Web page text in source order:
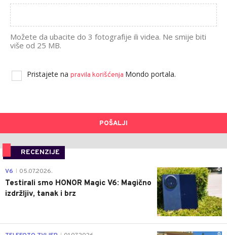
Možete da ubacite do 3 fotografije ili videa. Ne smije biti
više od 25 MB.
Pristajete na pravila korišćenja Mondo portala.
POŠALJI
RECENZIJE
0
V6 05.07.2026.
Testirali smo HONOR Magic V6: Magično
izdržljiv, tanak i brz